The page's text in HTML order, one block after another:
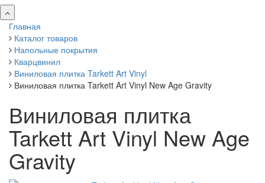
Главная
Каталог товаров
Напольные покрытия
Кварцвинил
Виниловая плитка Tarkett Art Vinyl
Виниловая плитка Tarkett Art Vinyl New Age Gravity
Виниловая плитка
Tarkett Art Vinyl New Age
Gravity